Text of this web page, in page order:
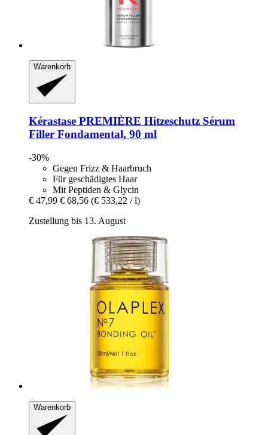
Warenkorb
Kérastase PREMIÈRE Hitzeschutz Sérum
Filler Fondamental, 90 ml
-30%
Gegen Frizz & Haarbruch
Für geschädigtes Haar
Mit Peptiden & Glycin
€ 47,99 € 68,56 (€ 533,22 / l)
Zustellung bis 13. August
Warenkorb